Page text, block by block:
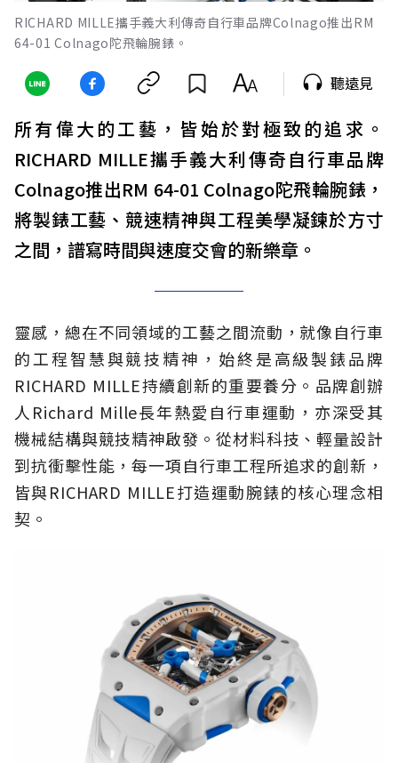
RICHARD MILLE攜手義大利傳奇自行車品牌Colnago推出RM
64-01 Colnago陀飛輪腕錶。
聽遠見
所有偉大的工藝，皆始於對極致的追求。
RICHARD MILLE攜手義大利傳奇自行車品牌
Colnago推出RM 64-01 Colnago陀飛輪腕錶，
將製錶工藝、競速精神與工程美學凝鍊於方寸
之間，譜寫時間與速度交會的新樂章。
靈感，總在不同領域的工藝之間流動，就像自行車
的工程智慧與競技精神，始終是高級製錶品牌
RICHARD MILLE持續創新的重要養分。品牌創辦
人Richard Mille長年熱愛自行車運動，亦深受其
機械結構與競技精神啟發。從材料科技、輕量設計
到抗衝擊性能，每一項自行車工程所追求的創新，
皆與RICHARD MILLE打造運動腕錶的核心理念相
契。